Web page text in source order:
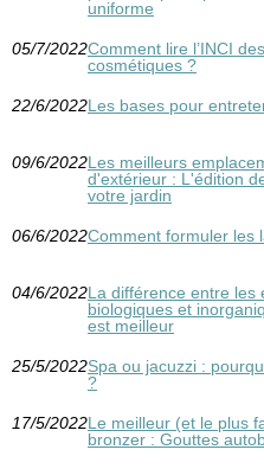
uniforme
05/7/2022Comment lire l’INCI
cosmétiques ?
22/6/2022Les bases pour
09/6/2022Les meilleurs
d'extérieur : L'édition
votre jardin
06/6/2022Comment formuler les
04/6/2022La différence entre les
biologiques et
est meilleur
25/5/2022Spa ou jacuzzi :
?
17/5/2022Le meilleur (et le plus
bronzer : Gouttes